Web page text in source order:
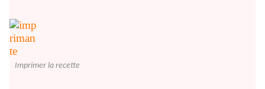
Imprimer la recette